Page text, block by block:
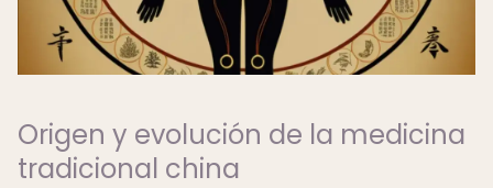
Origen y evolución de la medicina
tradicional china